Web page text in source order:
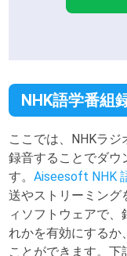
NHK語学番組
ここでは、NHKラ
録音することでダウ
す。Aiseesoft NHK
送やストリーミング
ィソフトウェアで
れかを有効にするか
ことができます。